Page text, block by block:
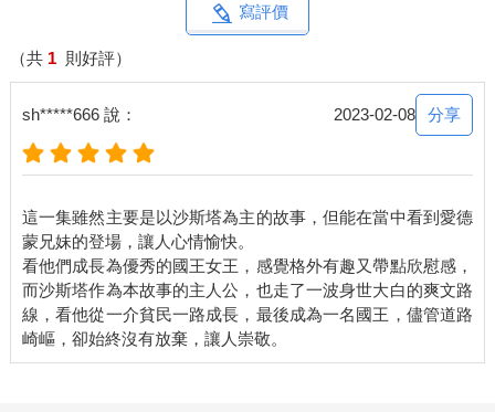
他感到驚訝的是，這個男人的鬍子捲捲的，染成了猩紅色，而且
還抹了香油，顯得光澤閃亮。厄西西一看到那個陌生人手臂上的
金環，就知道他必然是一位「大公」，一名高高在上的貴族，於
是連忙跪下來向這位「大公」磕頭，頭低得連鬍子都碰到地了，
並急忙打手勢要沙斯塔也一起跪下。
這個陌生人要求晚上在他們家過夜，漁夫自然不敢拒絕。他們把
家裡所有最好的食物全都拿出來款待「大公」（但他卻不怎麼賞
光），而沙斯塔就跟每次家裡有訪客時一樣，拿了一大塊麵包，
跟驢子一起睡。但現在要睡還太早，而且從來沒人教過沙斯塔，
躲在門後偷聽別人談話是不對的事，於是他索性坐了下來，把耳
朵貼到小木屋牆上縫隙，聽這兩個大人到底在說些什麼。而這就
是他所聽到的內容：
「好了，我的主人啊，」大公說，「我想要向你買那個男孩。」
「大人哪，」漁夫答道，（沙斯塔一聽到他那種甜膩奉承的語
寫評價
（共 1 則好評）
sh*****666 說： 2023-02-08 分享
這一集雖然主要是以沙斯塔為主的故事，但能在當中看到愛德
蒙兄妹的登場，讓人心情愉快。
看他們成長為優秀的國王女王，感覺格外有趣又帶點欣慰感，
而沙斯塔作為本故事的主人公，也走了一波身世大白的爽文路
線，看他從一介貧民一路成長，最後成為一名國王，儘管道路